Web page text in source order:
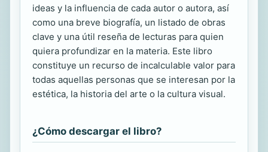
ideas y la influencia de cada autor o autora, así
como una breve biografía, un listado de obras
clave y una útil reseña de lecturas para quien
quiera profundizar en la materia. Este libro
constituye un recurso de incalculable valor para
todas aquellas personas que se interesan por la
estética, la historia del arte o la cultura visual.
¿Cómo descargar el libro?